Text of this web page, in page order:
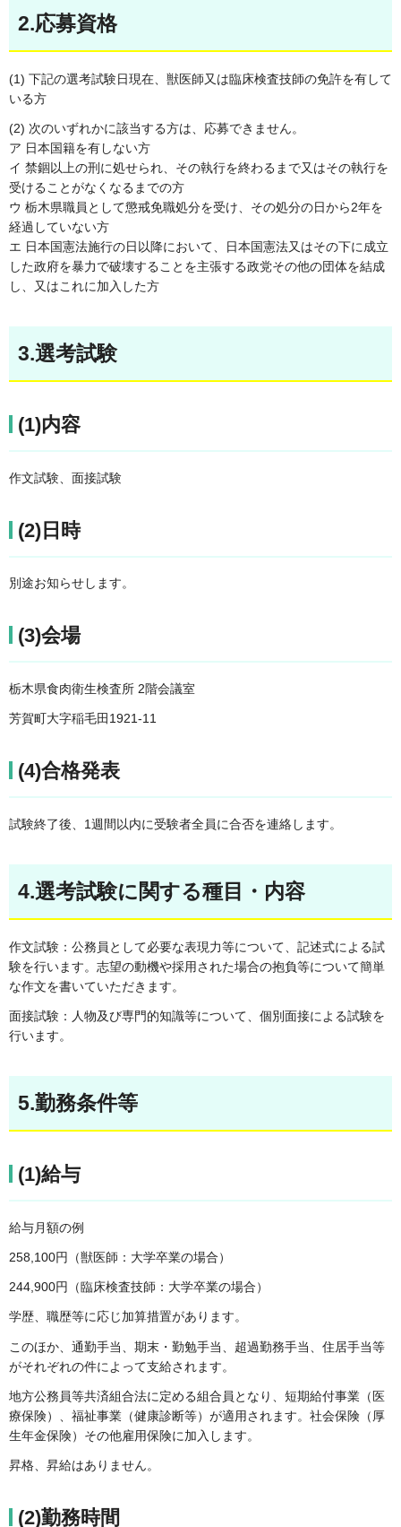
2.応募資格
(1) 下記の選考試験日現在、獣医師又は臨床検査技師の免許を有して
いる方
(2) 次のいずれかに該当する方は、応募できません。
ア 日本国籍を有しない方
イ 禁錮以上の刑に処せられ、その執行を終わるまで又はその執行を
受けることがなくなるまでの方
ウ 栃木県職員として懲戒免職処分を受け、その処分の日から2年を
経過していない方
エ 日本国憲法施行の日以降において、日本国憲法又はその下に成立
した政府を暴力で破壊することを主張する政党その他の団体を結成
し、又はこれに加入した方
3.選考試験
(1)内容
作文試験、面接試験
(2)日時
別途お知らせします。
(3)会場
栃木県食肉衛生検査所 2階会議室
芳賀町大字稲毛田1921-11
(4)合格発表
試験終了後、1週間以内に受験者全員に合否を連絡します。
4.選考試験に関する種目・内容
作文試験：公務員として必要な表現力等について、記述式による試
験を行います。志望の動機や採用された場合の抱負等について簡単
な作文を書いていただきます。
面接試験：人物及び専門的知識等について、個別面接による試験を
行います。
5.勤務条件等
(1)給与
給与月額の例
258,100円（獣医師：大学卒業の場合）
244,900円（臨床検査技師：大学卒業の場合）
学歴、職歴等に応じ加算措置があります。
このほか、通勤手当、期末・勤勉手当、超過勤務手当、住居手当等
がそれぞれの件によって支給されます。
地方公務員等共済組合法に定める組合員となり、短期給付事業（医
療保険）、福祉事業（健康診断等）が適用されます。社会保険（厚
生年金保険）その他雇用保険に加入します。
昇格、昇給はありません。
(2)勤務時間